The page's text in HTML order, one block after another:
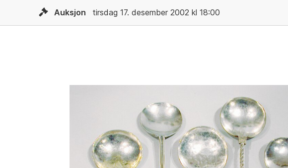
Auksjon tirsdag 17. desember 2002 kl 18:00